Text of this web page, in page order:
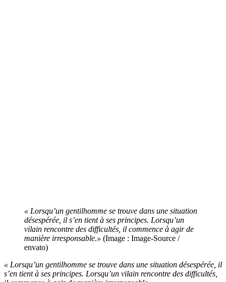
« Lorsqu’un gentilhomme se trouve dans une situation
désespérée, il s’en tient à ses principes. Lorsqu’un
vilain rencontre des difficultés, il commence à agir de
manière irresponsable.» (Image : Image-Source /
envato)
« Lorsqu’un gentilhomme se trouve dans une situation désespérée, il
s’en tient à ses principes. Lorsqu’un vilain rencontre des difficultés,